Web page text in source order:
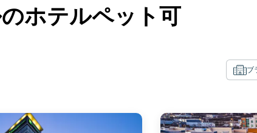
ホテルペット可
ブ